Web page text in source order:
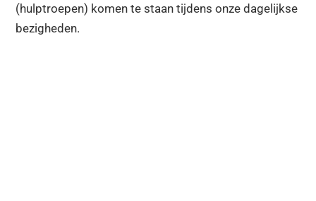
(hulptroepen) komen te staan tijdens onze dagelijkse
bezigheden.